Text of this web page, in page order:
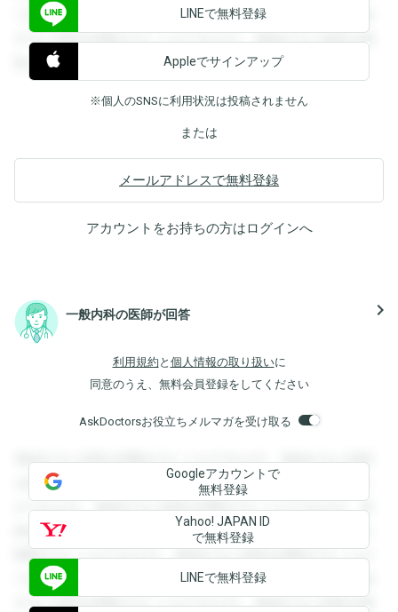
できます。登録すると回答を閲覧することができます。登録
すると回答を閲覧することができます。登録すると回答を閲
覧することができます。
LINEで無料登録
Appleでサインアップ
※個人のSNSに利用状況は投稿されません
または
メールアドレスで無料登録
アカウントをお持ちの方はログインへ
一般内科の医師が回答 navigate_next
利用規約 と 個人情報の取り扱いに
同意のうえ、無料会員登録をしてください
AskDoctorsお役立ちメルマガを受け取る
登録すると回答を閲覧することができます。登録すると回答
を閲覧することができます。登録すると回答を閲覧すること
ができます。登録すると回答を閲覧することができます。登
録すると回答を閲覧することができます。登録すると回答を
閲覧することができます。登録すると回答を閲覧することが
できます。登録すると回答を閲覧することができます。登録
すると回答を閲覧することができます。登録すると回答を閲
Googleアカウントで
無料登録
Yahoo! JAPAN ID
で無料登録
LINEで無料登録